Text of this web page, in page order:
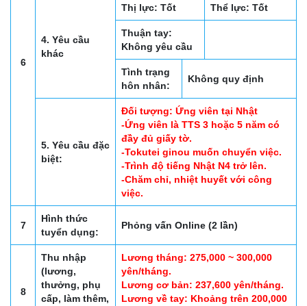
6
4. Yêu cầu
khác
Thị lực: Tốt Thể lực: Tốt
Thuận tay:
Không yêu cầu
Tình trạng
hôn nhân:
Không quy định
5. Yêu cầu đặc
biệt:
Đối tượng: Ứng viên tại Nhật
-Ứng viên là TTS 3 hoặc 5 năm có
đầy đủ giấy tờ.
-Tokutei ginou muốn chuyển việc.
-Trình độ tiếng Nhật N4 trở lên.
-Chăm chỉ, nhiệt huyết với công
việc.
7
Hình thức
tuyển dụng:
Phỏng vấn Online (2 lần)
8
Thu nhập
(lương,
thưởng, phụ
cấp, làm thêm,
Lương tháng: 275,000 ~ 300,000
yên/tháng.
Lương cơ bản: 237,600 yên/tháng.
Lương về tay: Khoảng trên 200,000